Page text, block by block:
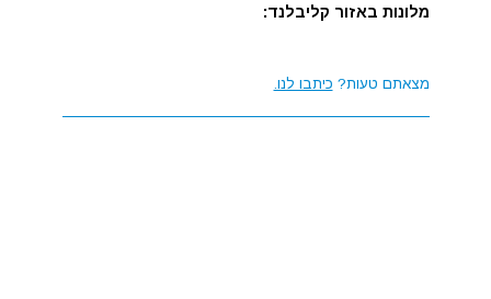
מלונות באזור קליבלנד:
מצאתם טעות? כיתבו לנו.